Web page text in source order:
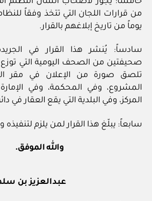
يوماً من تاريخ إبلاغهم بالقرار.
سادساً: يُنشر هذا القرار في
صحيفتين من الصحف اليومية التي
تلصق صورة من الإعلان في مقر
المشروع، وفي المحكمة، وفي
المركز، وفي البلدية التي يقع العقار في
سابعاً: يبلّغ هذا القرار لمن يلزم
والله الموفق.
عبدالعزيز بن